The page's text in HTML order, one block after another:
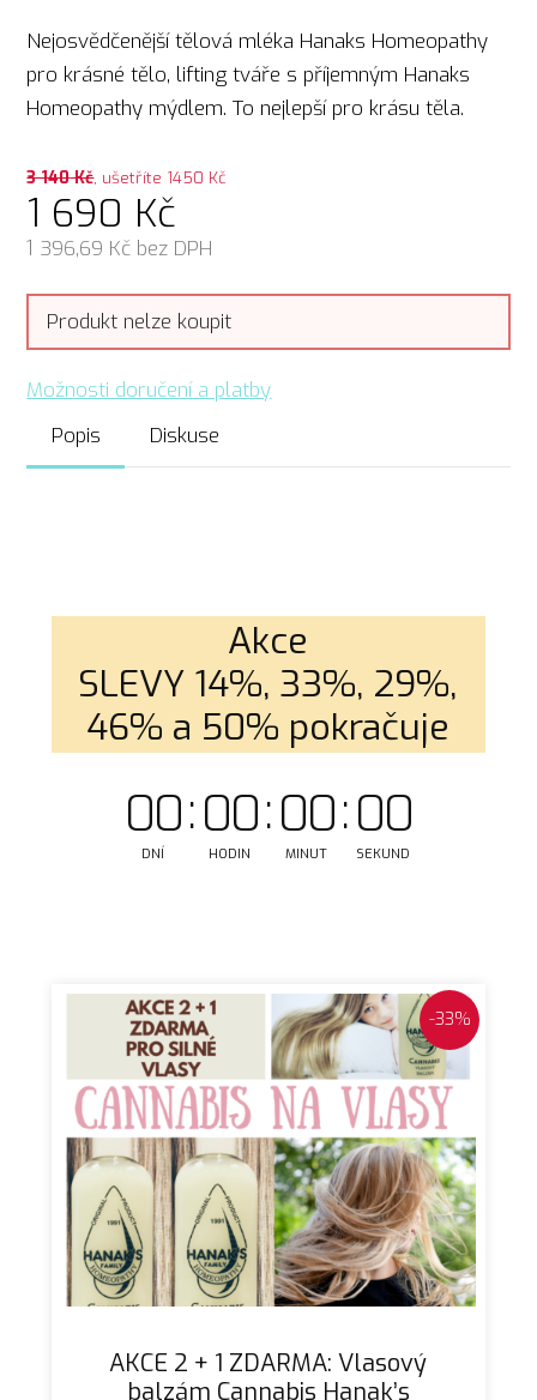
Nejosvědčenější tělová mléka Hanaks Homeopathy
pro krásné tělo, lifting tváře s příjemným Hanaks
Homeopathy mýdlem. To nejlepší pro krásu těla.
3 140Kč, ušetříte 1450 Kč
1 690 Kč
1 396,69 Kč bez DPH
Produkt nelze koupit
Možnosti doručení a platby
Popis
Diskuse
Akce
SLEVY 14%, 33%, 29%,
46% a 50% pokračuje
00
DNÍ
00
HODIN
00
MINUT
00
SEKUND
-33%
AKCE 2 + 1 ZDARMA: Vlasový
balzám Cannabis Hanak’s